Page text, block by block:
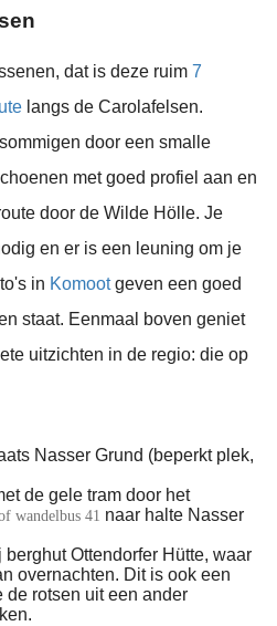
dat is deze ruim 7
langs de Carolafelsen.
door een smalle
met goed profiel aan en
door de Wilde Hölle. Je
en er is een leuning om je
in Komootgeven een goed
staat. Eenmaal boven geniet
uitzichten in de regio: die op
Nasser Grund (beperkt plek,
de gele tram door het
wandelbus 41 naar halte Nasser
Ottendorfer Hütte, waar
overnachten. Dit is ook een
de rotsen uit een ander